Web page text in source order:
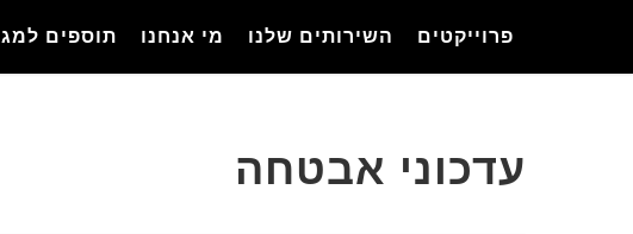
main
פרוייקטים השירותים שלנו מי אנחנו תוספים
עדכוני אבטחה